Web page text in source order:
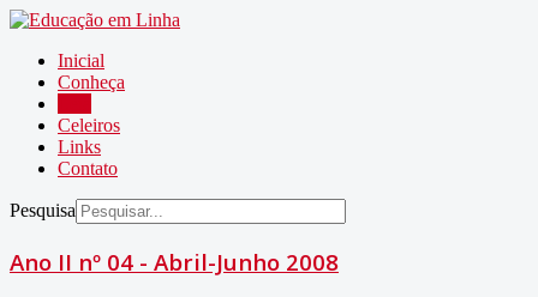
Inicial
Conheça
Celeiros
Links
Contato
Pesquisa
Ano II nº 04 - Abril-Junho 2008